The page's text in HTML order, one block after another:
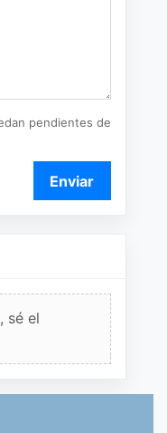
pendientes de
Enviar
sé el